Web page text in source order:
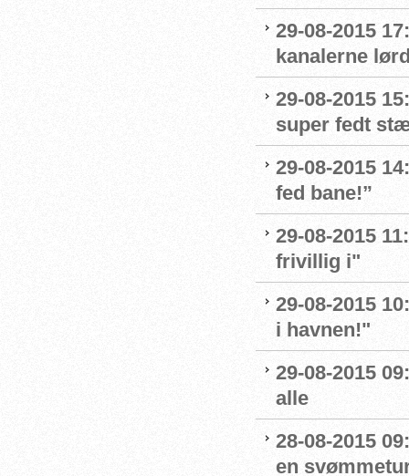
29-08-2015
kanalerne
29-08-2015
super fedt
29-08-2015
fed bane!”
29-08-2015
frivillig i"
29-08-2015
i havnen!"
29-08-2015
alle
28-08-2015
en